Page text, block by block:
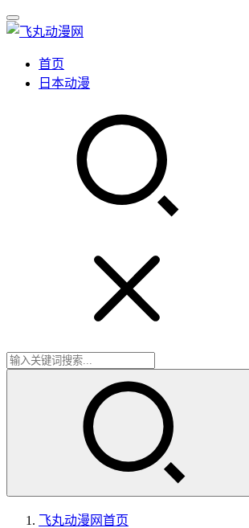
首页
日本动漫
飞丸动漫网首页